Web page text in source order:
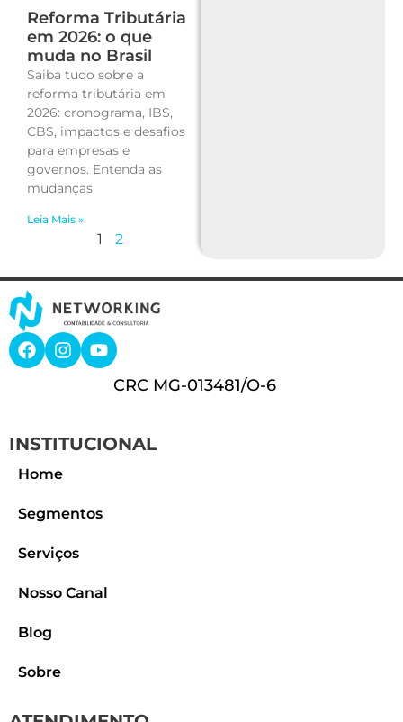
Reforma Tributária
em 2026: o que
muda no Brasil
Saiba tudo sobre a
reforma tributária em
2026: cronograma, IBS,
CBS, impactos e desafios
para empresas e
governos. Entenda as
mudanças
Leia Mais »
1 2
CRC MG-013481/O-6
INSTITUCIONAL
Home
Segmentos
Serviços
Nosso Canal
Blog
Sobre